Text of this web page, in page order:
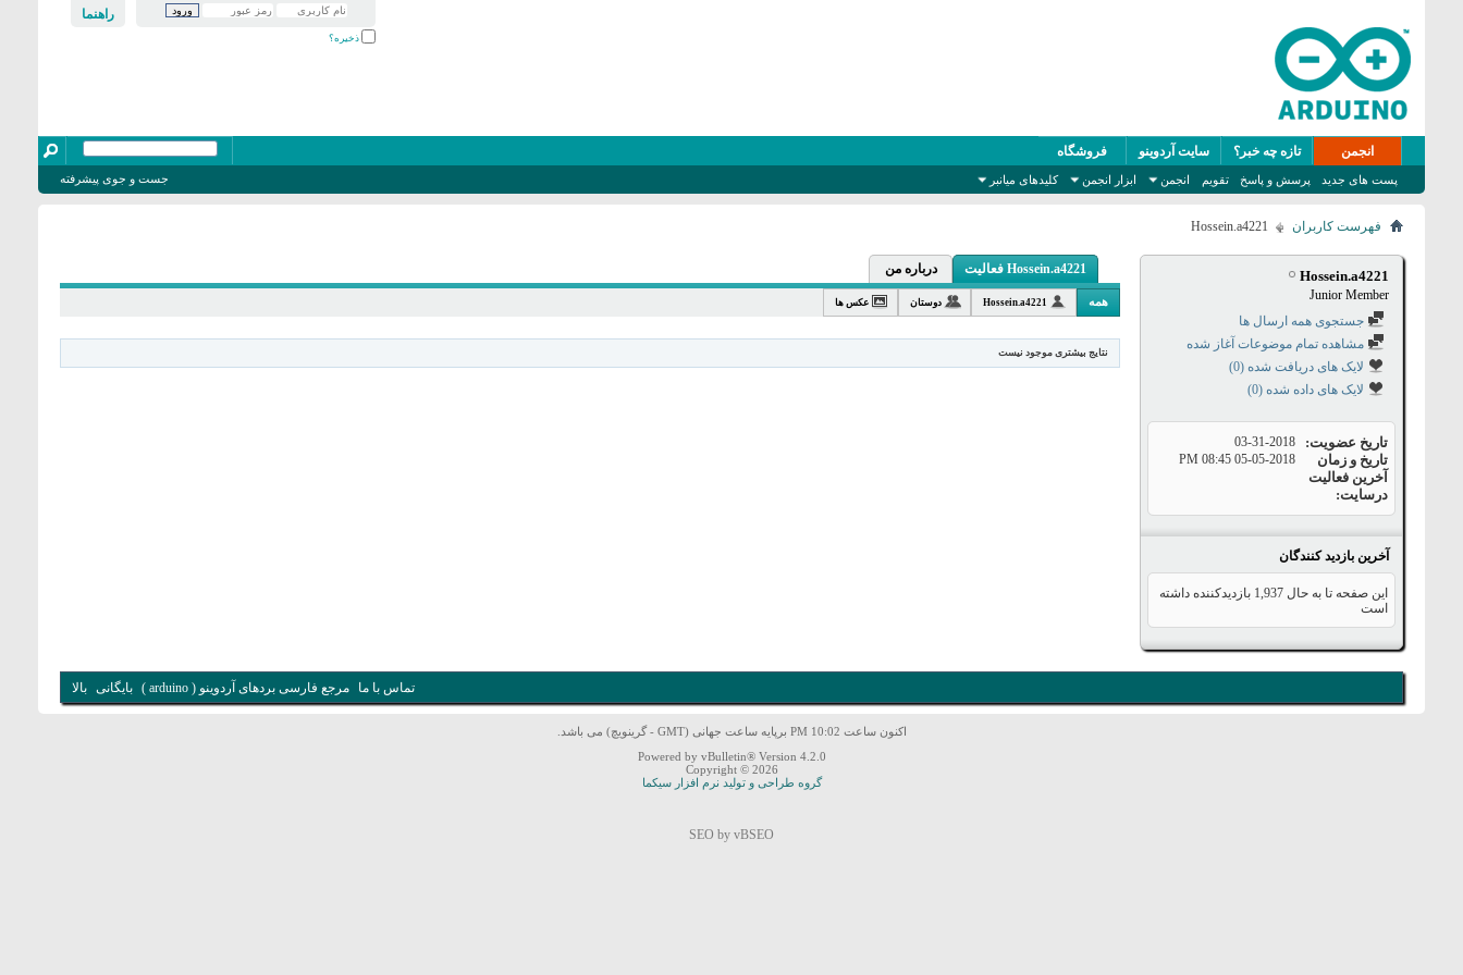
راهنما
ذخیره؟
انجمن
پست های جدید پرسش و پاسخ تقویم انجمن ابزار انجمن کلیدهای میانبر
تازه چه خبر؟ سایت آردوینو فروشگاه
جست و جوی پیشرفته
فهرست کاربران Hossein.a4221
Hossein.a4221
Junior Member
جستجوی همه ارسال ها
مشاهده تمام موضوعات آغاز شده
لایک های دریافت شده (0)
لایک های داده شده (0)
تاریخ عضویت 03-31-2018
تاریخ و زمان
آخرین فعالیت
درسایت
05-05-2018
08:45 PM
آخرین بازدید کنندگان
این صفحه تا به حال 1,937 بازدیدکننده داشته
است
Hossein.a4221 فعالیت درباره من
همه Hossein.a4221 دوستان عکس ها
نتایج بیشتری موجود نیست
تماس با ما مرجع فارسی بردهای آردوینو ( arduino ) بایگانی بالا
اکنون ساعت 10:02 PM برپایه ساعت جهانی (GMT - گرینویچ) می باشد.
Powered by vBulletin® Version 4.2.0
Copyright © 2026
گروه طراحی و تولید نرم افزار سیکما
SEO by vBSEO